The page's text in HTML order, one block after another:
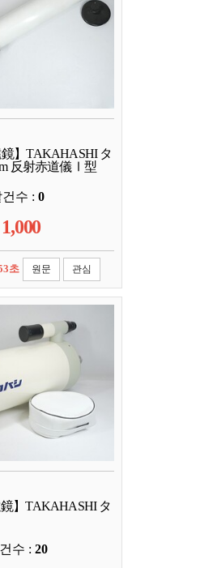
】TAKAHASHI タ
反射赤道儀Ⅰ型
수 : 0
1,000
초 원문 관심
】TAKAHASHI タ
수 : 20